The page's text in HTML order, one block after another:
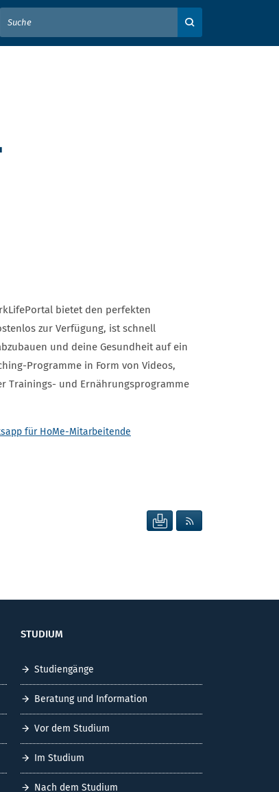
SUCHBEGRIFF EIN
bietet den perfekten
zur Verfügung, ist schnell
und deine Gesundheit auf ein
Programme in Form von Videos,
Trainings- und Ernährungsprogramme
für HoMe-Mitarbeitende
SEITE DRUCKEN
STUDIUM
Studiengänge
Beratung und Information
Vor dem Studium
Im Studium
Nach dem Studium